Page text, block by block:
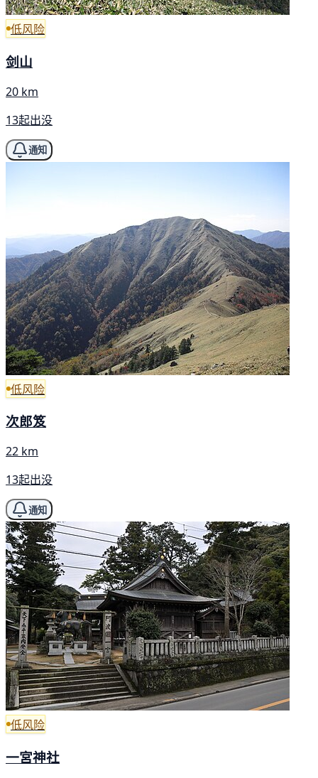
低风险
剑山
20 km
13起出没
通知
低风险
次郎笈
22 km
13起出没
通知
低风险
一宮神社